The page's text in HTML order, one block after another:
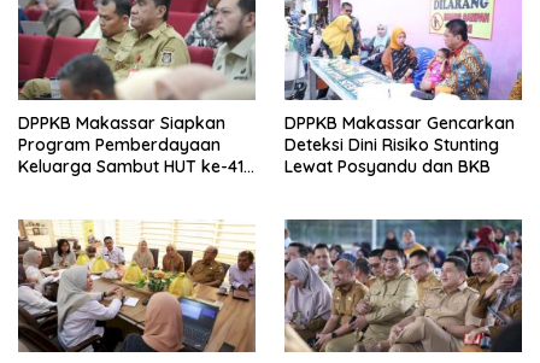
DPPKB Makassar Siapkan
Program Pemberdayaan
Keluarga Sambut HUT ke-418
DPPKB Makassar Gencarkan
Deteksi Dini Risiko Stunting
Lewat Posyandu dan BKB